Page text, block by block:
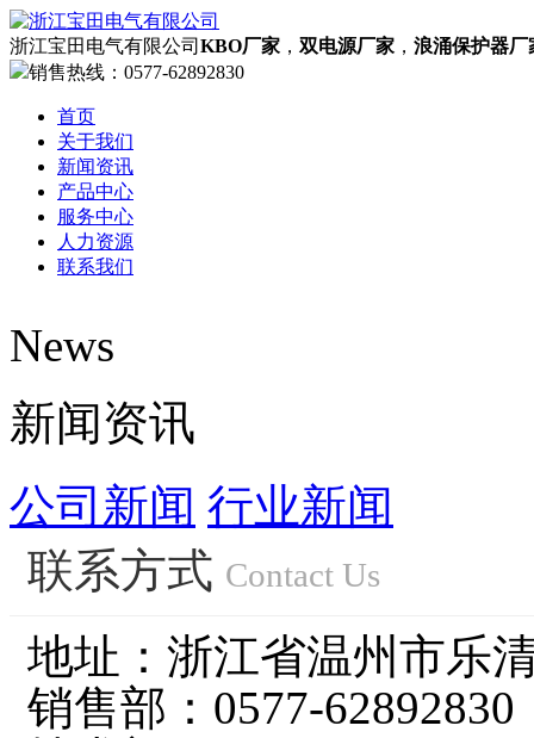
浙江宝田电气有限公司 KBO厂家 ， 双电源厂家 ， 浪涌保护器厂
销售热线： 0577-62892830
首页
关于我们
新闻资讯
产品中心
服务中心
人力资源
联系我们
了解更多
资质荣誉
企业文化
浙江宝田电气有限公司坐落于中国电气之都-柳市镇，是一
浙江宝田电气有限公司技术力量雄厚，人才结构配备合理
了解更多
News
新闻资讯
公司新闻 行业新闻
联系方式 Contact Us
地址：浙江省温州市乐
销售部：0577-62892830